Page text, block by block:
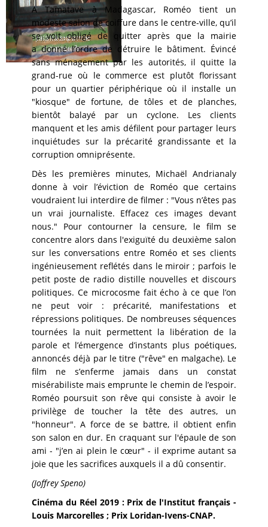
A Tamatave à Madagascar, Roméo tient un
modeste salon de coiffure dans le centre-ville, qu’il
se voit obligé de quitter après que la mairie
a donné l’ordre de détruire le bâtiment. Évincé
sans ménagement par les autorités, il quitte la
grand-rue où le commerce est plutôt florissant
pour un quartier périphérique où il installe un
"kiosque" de fortune, de tôles et de planches,
bientôt balayé par un cyclone. Les clients
manquent et les amis défilent pour partager leurs
inquiétudes sur la précarité grandissante et la
corruption omniprésente.
Dès les premières minutes, Michaël Andrianaly
donne à voir l’éviction de Roméo que certains
voudraient lui interdire de filmer : "Vous n’êtes pas
un vrai journaliste. Effacez ces images devant
nous." Pour contourner la censure, le film se
concentre alors dans l'exiguïté du deuxième salon
sur les conversations entre Roméo et ses clients
ingénieusement reflétés dans le miroir ; parfois le
petit poste de radio distille nouvelles et discours
politiques. Ce microcosme fait écho à ce que l’on
ne peut voir : précarité, manifestations et
répressions politiques. De nombreuses séquences
tournées la nuit permettent la libération de la
parole et l’émergence d’instants plus poétiques,
annoncés déjà par le titre ("rêve" en malgache). Le
film ne s’enferme jamais dans un constat
misérabiliste mais emprunte le chemin de l’espoir.
Roméo poursuit son rêve qui consiste à avoir le
privilège de toucher la tête des autres, un
"honneur". A force de se battre, il obtient enfin
son salon en dur. En craquant sur l'épaule de son
ami - "j’en ai plein le cœur" - il exprime autant sa
joie que les sacrifices auxquels il a dû consentir.
(Joffrey Speno)
Cinéma du Réel 2019 : Prix de l'Institut français -
Louis Marcorelles ; Prix Loridan-Ivens-CNAP.